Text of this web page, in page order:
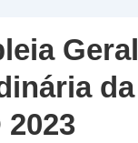
Geral
da
2023